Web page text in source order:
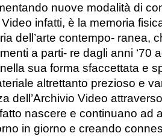
nuove modalità di
Video infatti, è la memoria
dell’arte contempo- ranea,
a parti- re dagli anni ‘70
sua forma sfaccettata e
altrettanto prezioso e
dell’Archivio Video
nascere e continuano ad
in giorno e creando